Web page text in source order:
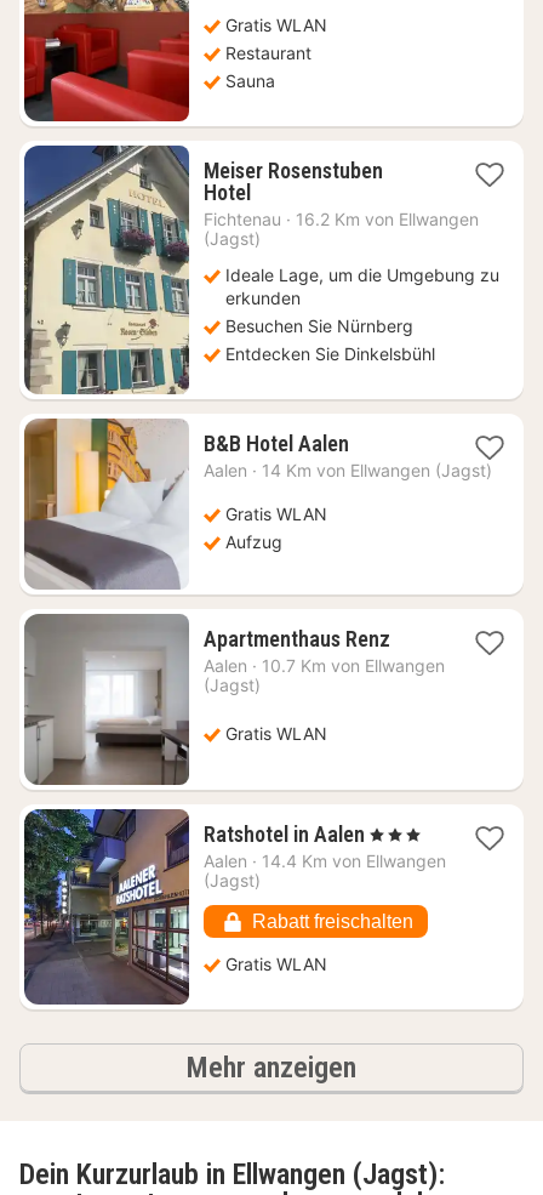
Gratis WLAN
Restaurant
Sauna
Meiser Rosenstuben
Hotel1
Nacht
ab
€
Fichtenau · 16.2 Km von Ellwangen
(Jagst)
Ideale Lage, um die Umgebung zu
erkunden
Besuchen Sie Nürnberg
Entdecken Sie Dinkelsbühl
B&B Hotel Aalen1
Nacht
Aalen · 14 Km von Ellwangen (Jagst)
Gratis WLAN
Aufzug
Apartmenthaus Renz1
Nacht
Aalen · 10.7 Km von Ellwangen
(Jagst)
Gratis WLAN
Ratshotel in Aalen 1
Nacht
€
, 3 Sterne
Aalen · 14.4 Km von Ellwangen
(Jagst)
Rabatt freischalten
Gratis WLAN
Mehr anzeigen
Dein Kurzurlaub in Ellwangen (Jagst):